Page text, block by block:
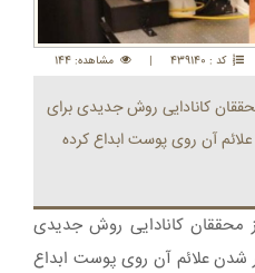
کد : 439140 | مشاهده: 144
کانادایی روش جدیدی برای
علائم آن روی پوست ابداع کرده
محققان کانادایی روش جدیدی
شدن علائم آن روی پوست ابداع